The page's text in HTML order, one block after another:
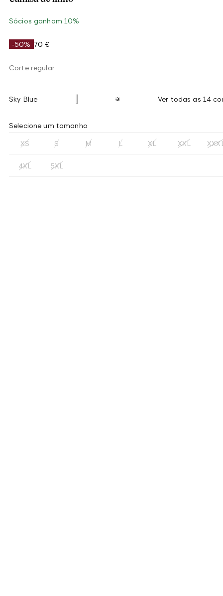
Sócios ganham 10%
-50% 70 €
Corte regular
Sky Blue Ver todas as 14
Selecione um tamanho
XS S M L XL XXL
4XL 5XL